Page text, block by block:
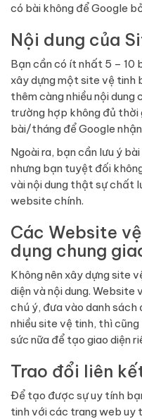
có bài không để Google
Nội dung của
Bạn cần có ít nhất 5 – 10
xây dựng một site vệ tinh
thêm càng nhiều nội
trường hợp không đủ thời
bài/tháng để Google
Ngoài ra, bạn cần lưu ý
nhưng bạn tuyệt đối
vài nội dung thật sự chất
website chính.
Các Website
dụng chung
Không nên xây dựng site
diện và nội dung.
chú ý, đưa vào danh
nhiều site vệ tinh, thì
sức nữa để tạo giao diện
Trao đổi liên
Để tạo được sự uy tính
tinh với các trang web uy